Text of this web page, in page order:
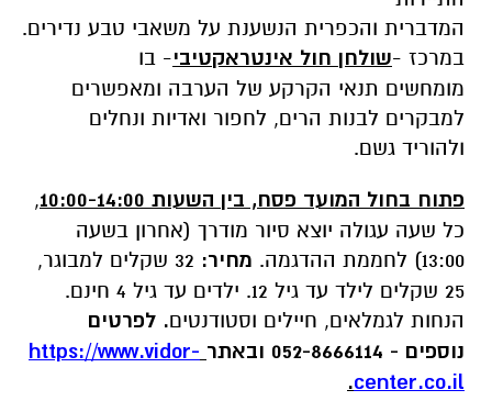
המדברית והכפרית הנשענת על משאבי טבע נדירים.
במרכז -שולחן חול אינטראקטיבי- בו
מומחשים תנאי הקרקע של הערבה ומאפשרים
למבקרים לבנות הרים, לחפור ואדיות ונחלים
ולהוריד גשם.
פתוח בחול המועד פסח, בין השעות 10:00-14:00
,
כל שעה עגולה יוצא סיור מודרך (אחרון בשעה
13:00) לחממת ההדגמה.
מחיר:
32 שקלים למבוגר,
25 שקלים לילד עד גיל 12. ילדים עד גיל 4 חינם.
הנחות לגמלאים, חיילים וסטודנטים. לפרטים
נוספים - 052-8666114 ובאתר
https://www.vidor-
center.co.il
.